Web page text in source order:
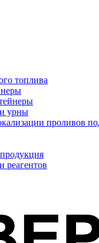
топлива
урны
проливов
реагентов